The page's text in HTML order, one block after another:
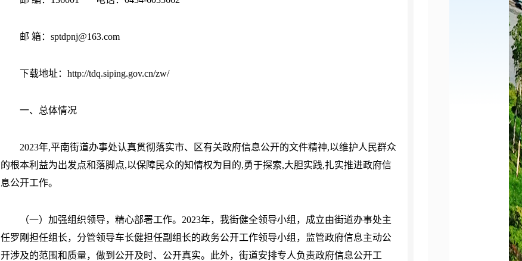
邮 箱：sptdpnj@163.com
下载地址：http://tdq.siping.gov.cn/zw/
一、总体情况
2023年,平南街道办事处认真贯彻落实市、区有关政府信息公开的文件精神,以维护人民群众
的根本利益为出发点和落脚点,以保障民众的知情权为目的,勇于探索,大胆实践,扎实推进政府信
息公开工作。
（一）加强组织领导，精心部署工作。 2023年，我街健全领导小组，成立由街道办事处主
任罗刚担任组长，分管领导车长健担任副组长的政务公开工作领导小组，监管政府信息主动公
开涉及的范围和质量，做到公开及时、公开真实。此外，街道安排专人负责政府信息公开工